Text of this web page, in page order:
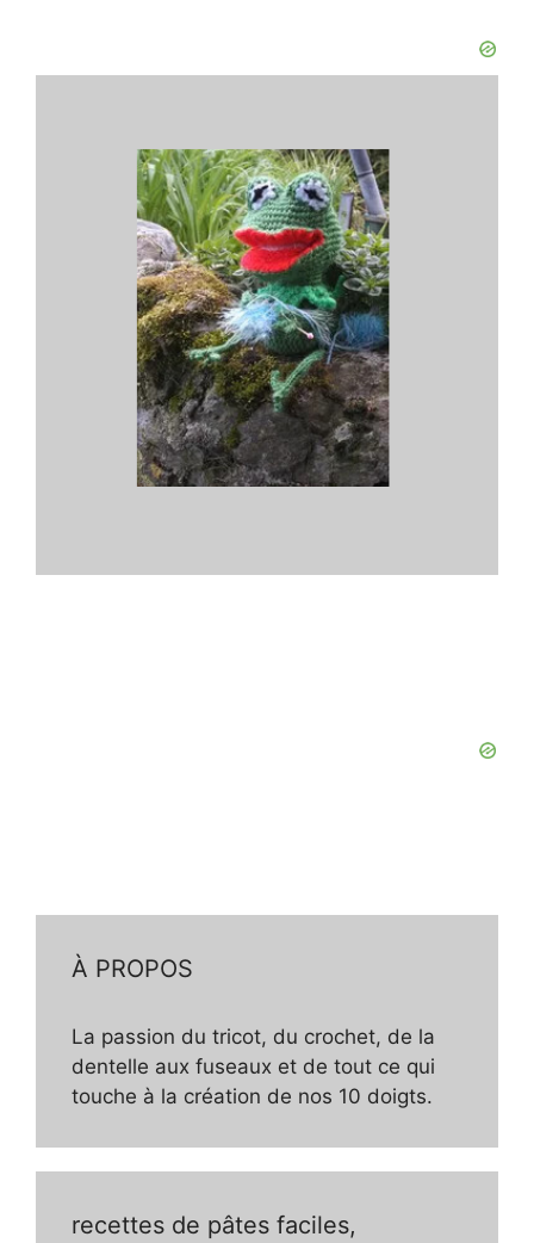
À PROPOS
La passion du tricot, du crochet, de la
dentelle aux fuseaux et de tout ce qui
touche à la création de nos 10 doigts.
recettes de pâtes faciles,